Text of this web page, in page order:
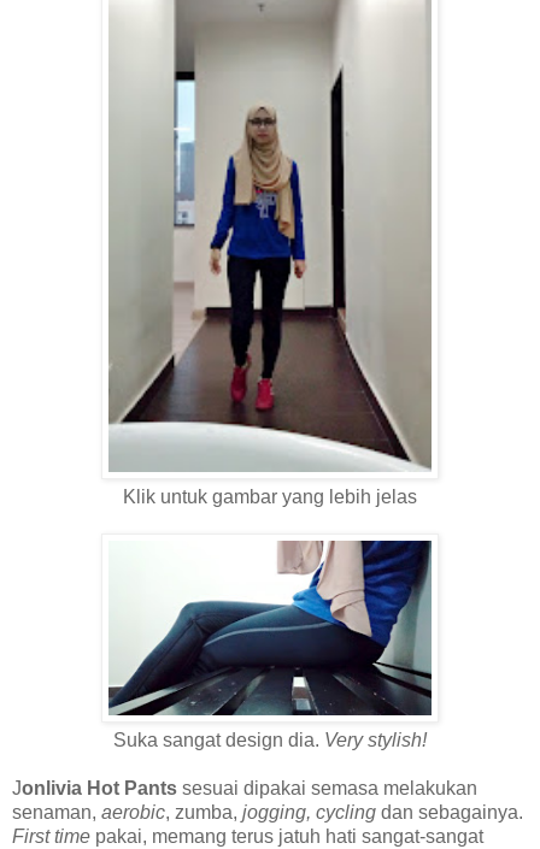
Klik untuk gambar yang lebih jelas
Suka sangat design dia. Very stylish!
Jonlivia Hot Pants sesuai dipakai semasa melakukan
senaman, aerobic, zumba, jogging, cycling dan sebagainya.
First time pakai, memang terus jatuh hati sangat-sangat